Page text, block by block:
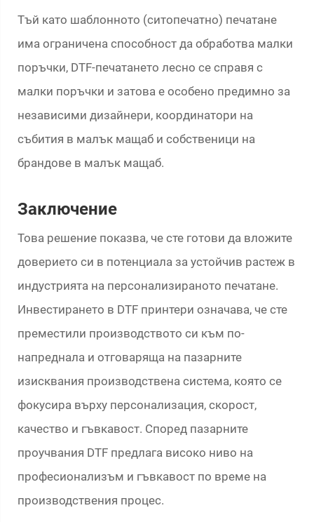
Тъй като шаблонното (ситопечатно) печатане
има ограничена способност да обработва малки
поръчки, DTF-печатането лесно се справя с
малки поръчки и затова е особено предимно за
независими дизайнери, координатори на
събития в малък мащаб и собственици на
брандове в малък мащаб.
Заключение
Това решение показва, че сте готови да вложите
доверието си в потенциала за устойчив растеж в
индустрията на персонализираното печатане.
Инвестирането в DTF принтери означава, че сте
преместили производството си към по-
напреднала и отговаряща на пазарните
изисквания производствена система, която се
фокусира върху персонализация, скорост,
качество и гъвкавост. Според пазарните
проучвания DTF предлага високо ниво на
професионализъм и гъвкавост по време на
производствения процес.